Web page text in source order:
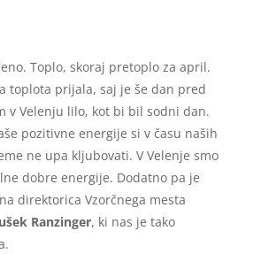
Toplo, skoraj pretoplo za april.
toplota prijala, saj je še dan pred
v Velenju lilo, kot bi bil sodni dan.
pozitivne energije si v času naših
ne upa kljubovati. V Velenje smo
dobre energije. Dodatno pa je
direktorica Vzorčnega mesta
Ranzinger, ki nas je tako